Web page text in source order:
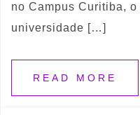
no Campus Curitiba,
universidade […]
READ MORE